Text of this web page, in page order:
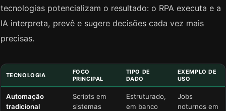
tecnologias potencializam o resultado: o RPA executa e a
IA interpreta, prevê e sugere decisões cada vez mais
precisas.
TECNOLOGIA
FOCO
PRINCIPAL
TIPO DE
DADO
EXEMPLO DE
USO
Automação
tradicional
Scripts em
sistemas
Estruturado,
em banco
Jobs
noturnos em